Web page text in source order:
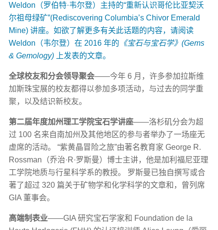
Weldon（罗伯特·韦尔登）主持的“重新认识哥伦比亚契沃
尔祖母绿矿”(Rediscovering Columbia’s Chivor Emerald
Mine) 讲座。如欲了解更多有关此话题的内容，请阅读
Weldon（韦尔登）在 2016 年的 《宝石与宝石学》(Gems
& Gemology) 上发表的文章。
全球校友和分会领导聚会——今年 6 月，许多参加拉斯维
加斯珠宝展的校友都得以参加多项活动，与过去的同学重
聚，以及结识新校友。
第二届年度加州理工学院宝石学讲座——洛杉矶分会为超
过 100 名来自南加州及其他地区的参与者举办了一场座无
虚席的活动。 “紫黄晶冒险之旅”由著名教育家 George R.
Rossman（乔治·R·罗斯曼）博士主讲，他是加利福尼亚理
工学院地质与行星科学系的教授。 罗斯曼已独自撰写或合
著了超过 320 篇关于矿物学和化学科学的文章和，曾列席
GIA 董事会。
高端制表业——GIA 研究宝石学家和 Foundation de la